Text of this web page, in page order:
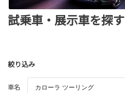
試乗車・展示車を探す
絞り込み
車名